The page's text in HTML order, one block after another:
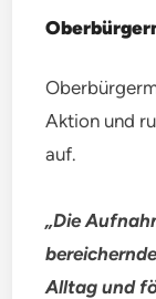
Aktion und
auf.
„Die
Alltag und